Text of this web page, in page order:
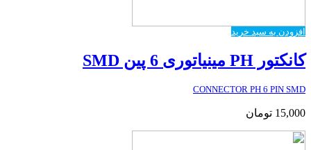
افزودن به سبد خرید
کانکتور PH مینیاتوری 6 پین SMD
CONNECTOR PH 6 PIN SMD
15,000 تومان